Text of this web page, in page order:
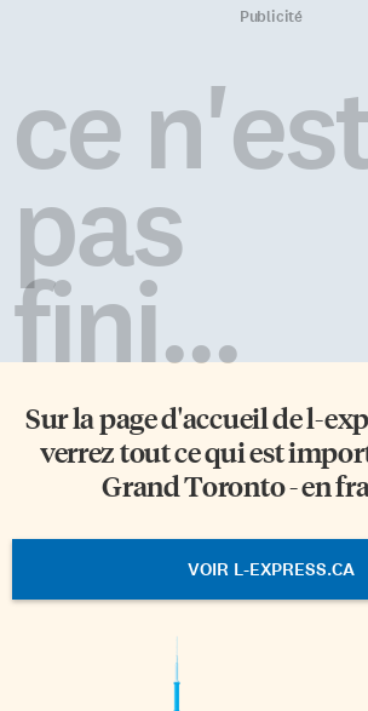
Publicité
ce
pas
fini...
Sur la page d'accueil del-
verrez tout ce qui est
Grand Toronto - en
VOIR L-EXPRESS.CA